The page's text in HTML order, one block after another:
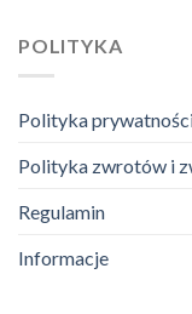
POLITYKA
Polityka
Polityka zwrotów i
Regulamin
Informacje